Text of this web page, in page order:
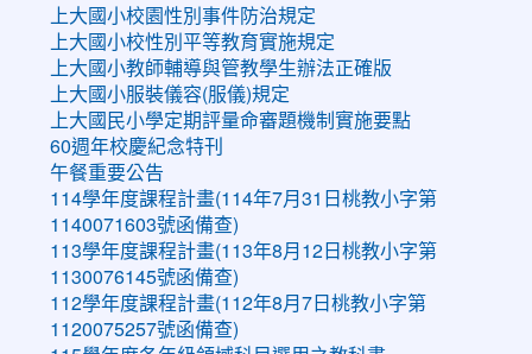
上大國小校園性別事件防治規定
上大國小校性別平等教育實施規定
上大國小教師輔導與管教學生辦法正確版
上大國小服裝儀容(服儀)規定
上大國民小學定期評量命審題機制實施要點
60週年校慶紀念特刊
午餐重要公告
114學年度課程計畫(114年7月31日桃教小字第
1140071603號函備查)
113學年度課程計畫(113年8月12日桃教小字第
1130076145號函備查)
112學年度課程計畫(112年8月7日桃教小字第
1120075257號函備查)